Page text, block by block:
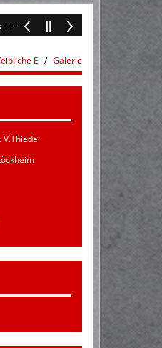
+++ 26.07.2022: Es geht langsam
E Galerie
V.Thiede